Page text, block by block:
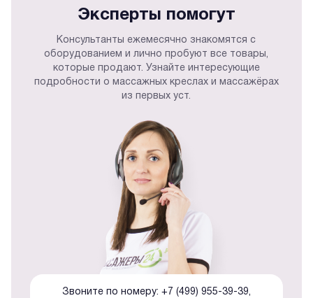
Эксперты помогут
Консультанты ежемесячно знакомятся с
оборудованием и лично пробуют все товары,
которые продают. Узнайте интересующие
подробности о массажных креслах и массажёрах
из первых уст.
Звоните по номеру: +7 (499) 955-39-39,